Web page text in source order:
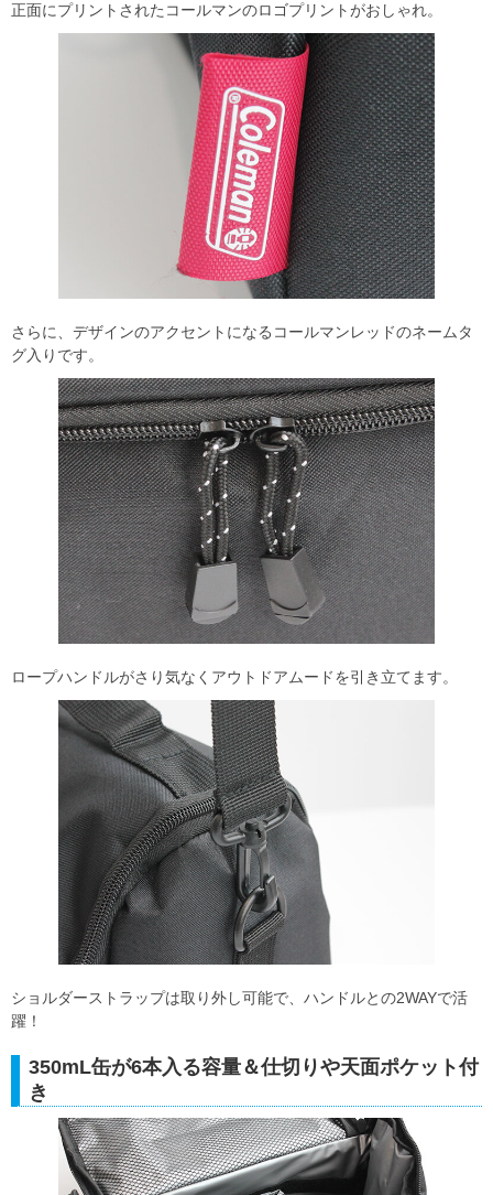
正面にプリントされたコールマンのロゴプリントがおしゃれ。
さらに、デザインのアクセントになるコールマンレッドのネームタ
グ入りです。
ロープハンドルがさり気なくアウトドアムードを引き立てます。
ショルダーストラップは取り外し可能で、ハンドルとの2WAYで活
躍！
350mL缶が6本入る容量＆仕切りや天面ポケット付
き